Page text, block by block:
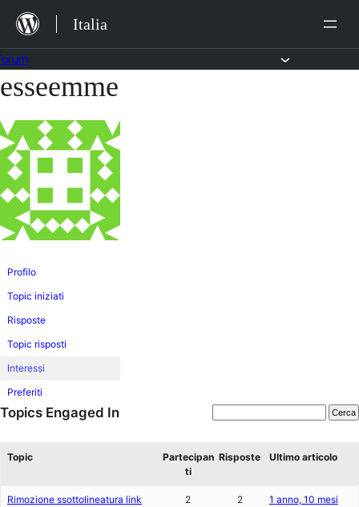
Salta
contenuto
Italia
Vai
contenuto
esseemme
Profilo
Topic iniziati
Risposte
Topic risposti
Interessi
Preferiti
Topics Engaged In
Topic
Partecipan
ti
Risposte Ultimo articolo
Rimozione ssottolineatura link 2 2
1 anno, 10 mesi